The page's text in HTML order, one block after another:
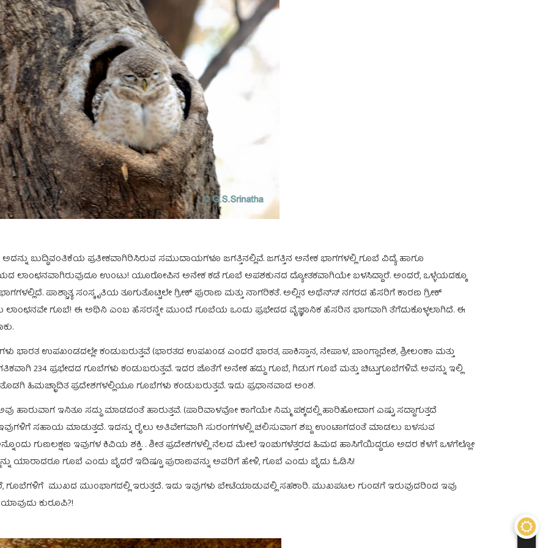
ಬುದ್ಧಿವಂತಿಕೆಯ ಪ್ರತೀಕವಾಗಿರಿಸಿರುವ ಸಮುದಾಯಗಳೂ ಜಗತ್ತಿನಲ್ಲಿವೆ. ಜಗತ್ತಿನ ಅನೇಕ ಭಾಗಗಳಲ್ಲಿ ಗೂಬೆ ವಿದ್ಯೆ ಹಾಗೂ
ಲಾಂಛನವಾಗಿರುವುದೂ ಉಂಟು! ಯೂರೋಪಿನ ಅನೇಕ ಕಡೆ ಗೂಬೆ ಅಪಶಕುನದ ದ್ಯೋತಕವಾಗಿಯೇ ಬಳಸಿದ್ದಾರೆ. ಅಂದರೆ, ಒಳ್ಳೆಯದಕ್ಕೂ
ಪಾಶ್ಚಾತ್ಯ ಸಂಸ್ಕೃತಿಯ ತೂಗುತೊಟ್ಟಿಲೇ ಗ್ರೀಕ್‍ ಪುರಾಣ ಮತ್ತು ನಾಗರಿಕತೆ. ಅಲ್ಲಿನ ಅಥೆನ್ಸ್‍ ನಗರದ ಹೆಸರಿಗೆ ಕಾರಣ ಗ್ರೀಕ್‍
ಗೂಬೆ! ಈ ಅಥಿನಿ ಎಂಬ ಹೆಸರನ್ನೇ ಮುಂದೆ ಗೂಬೆಯ ಒಂದು ಪ್ರಭೇದದ ವೈಜ್ಞಾನಿಕ ಹೆಸರಿನ ಭಾಗವಾಗಿ ತೆಗೆದುಕೊಳ್ಳಲಾಗಿದೆ. ಈ
ಭಾರತ ಉಪಖಂಡದಲ್ಲೇ ಕಂಡುಬರುತ್ತವೆ (ಭಾರತದ ಉಪಖಂಡ ಎಂದರೆ ಭಾರತ, ಪಾಕಿಸ್ತಾನ, ನೇಪಾಳ, ಬಾಂಗ್ಲಾದೇಶ, ಶ್ರೀಲಂಕಾ ಮತ್ತು
234 ಪ್ರಭೇದದ ಗೂಬೆಗಳು ಕಂಡುಬರುತ್ತವೆ. ಇದರ ಜೊತೆಗೆ ಅನೇಕ ಹದ್ದು ಗೂಬೆ, ಗಿಡುಗ ಗೂಬೆ ಮತ್ತು ಚಿಟ್ಟುಗೂಬೆಗಳಿವೆ. ಅವನ್ನು ಇಲ್ಲಿ
ಹಿಮಚ್ಛಾದಿತ ಪ್ರದೇಶಗಳಲ್ಲಿಯೂ ಗೂಬೆಗಳು ಕಂಡುಬರುತ್ತವೆ. ಇದು ಪ್ರಧಾನವಾದ ಅಂಶ.
ಇನಿತೂ ಸದ್ದು ಮಾಡದಂತೆ ಹಾರುತ್ತವೆ. (ಪಾರಿವಾಳವೋ ಕಾಗೆಯೇ ನಿಮ್ಮ ಪಕ್ಕದಲ್ಲಿ ಹಾರಿಹೋದಾಗ ಎಷ್ಟು ಸದ್ದಾಗುತ್ತದೆ
ಸಹಾಯ ಮಾಡುತ್ತದೆ. ಇದನ್ನು ರೈಲು ಅತಿವೇಗವಾಗಿ ಸುರಂಗಗಳಲ್ಲಿ ಚಲಿಸುವಾಗ ಶಬ್ದ ಉಂಟಾಗದಂತೆ ಮಾಡಲು ಬಳಸುವ
ಇನ್ನೊಂದು ಗುಣಲಕ್ಷಣ ಇವುಗಳ ಕಿವಿಯ ಶಕ್ತಿ. . ಶೀತ ಪ್ರದೇಶಗಳಲ್ಲಿ ನೆಲದ ಮೇಲೆ ಇಂಚುಗಳೆತ್ತರದ ಹಿಮದ ಹಾಸಿಗೆಯಿದ್ದರೂ ಅದರ ಕೆಳಗೆ ಒಳಗೆಲ್ಲೋ
ಯಾರಾದರೂ ಗೂಬೆ ಎಂದು ಬೈದರೆ ಇದಿಷ್ಟೂ ಪುರಾಣವನ್ನು ಅವರಿಗೆ ಹೇಳಿ, ಗೂಬೆ ಎಂದು ಬೈದು ಓಡಿಸಿ!
ಗೂಬೆಗಳಿಗೆ ಮುಖದ ಮುಂಭಾಗದಲ್ಲಿ ಇರುತ್ತದೆ. ಇದು ಇವುಗಳು ಬೇಟೆಯಾಡುವಲ್ಲಿ ಸಹಕಾರಿ. ಮುಖಪಟಲ ಗುಂಡಗೆ ಇರುವುದರಿಂದ ಇವು
ಕುರೂಪಿ?!